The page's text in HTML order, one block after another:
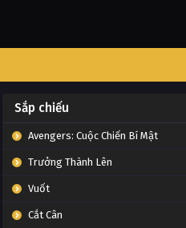
Sắp chiếu
Avengers: Cuộc Chiến Bí Mật
Trưởng Thành Lên
Vuốt
Cắt Cân